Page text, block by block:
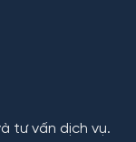
tư vấn dịch vụ.